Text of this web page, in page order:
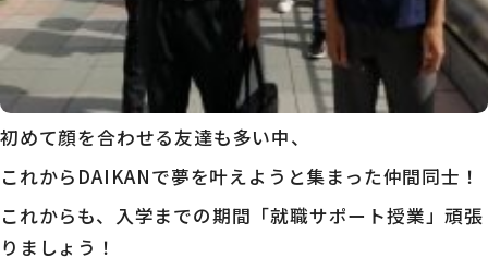
初めて顔を合わせる友達も多い中、
これからDAIKANで夢を叶えようと集まった仲間同士！
これからも、入学までの期間「就職サポート授業」頑張
りましょう！